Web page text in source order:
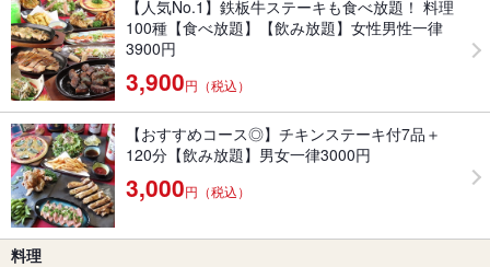
【人気No.1】鉄板牛ステーキも食べ放題！ 料理
100種【食べ放題】【飲み放題】女性男性一律
3900円
3,900円（税込）
【おすすめコース◎】チキンステーキ付7品＋
120分【飲み放題】男女一律3000円
3,000円（税込）
料理